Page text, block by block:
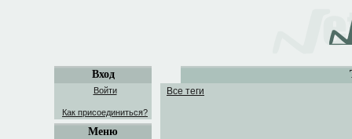
Вход
Войти
Как присоединиться?
Меню
Все теги